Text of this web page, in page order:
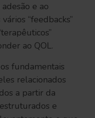
e ao
“feedbacks”
ao QOL.
fundamentais
relacionados
a partir da
e